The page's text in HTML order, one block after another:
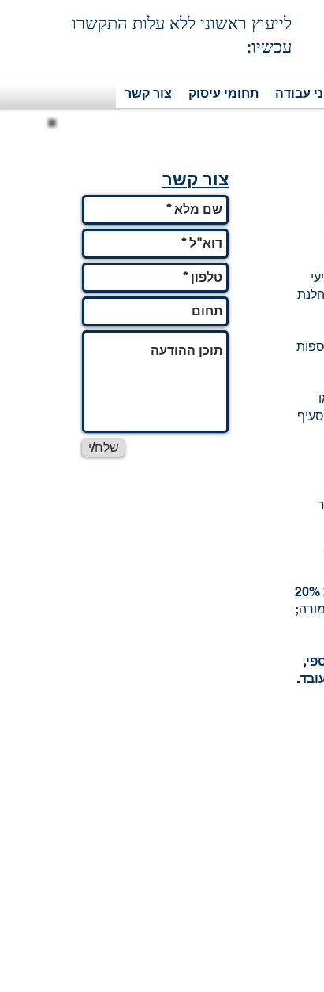
עבודה תחומי עיסוק צור קשר
לייעוץ ראשוני ללא עלות התקשרו
עכשיו:
צור קשר
שלח/י
כהלנת
(2) הפרשי הצמדה לתקופה שמן המועד לתשלום שכר העבודה עד יום תשלומו, בתוספת 20%